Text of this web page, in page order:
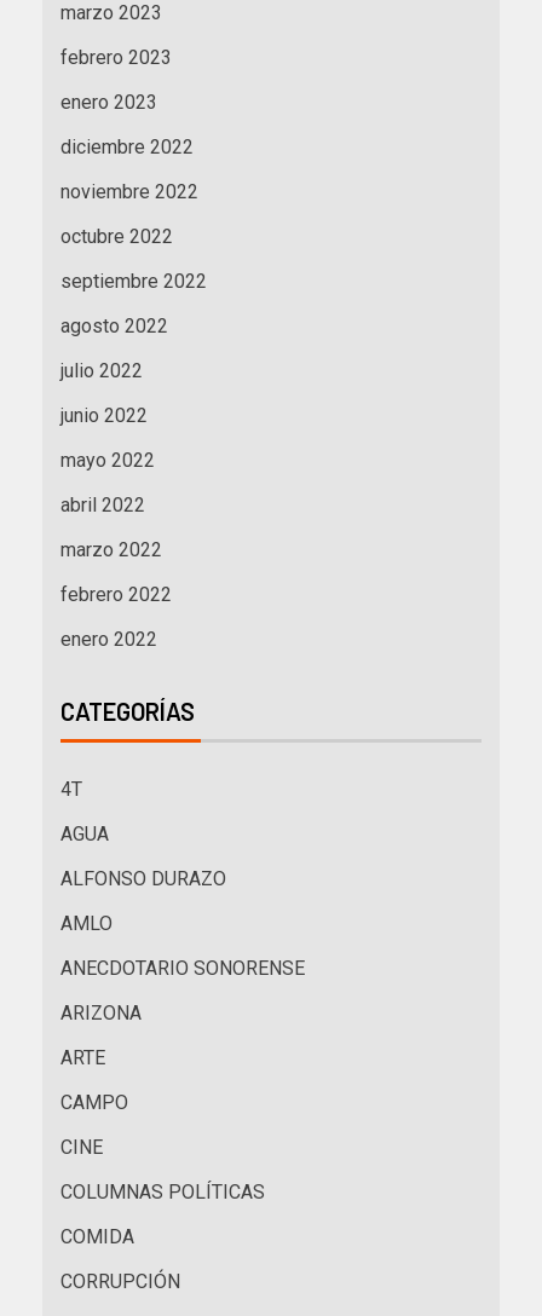
marzo 2023
febrero 2023
enero 2023
diciembre 2022
noviembre 2022
octubre 2022
septiembre 2022
agosto 2022
julio 2022
junio 2022
mayo 2022
abril 2022
marzo 2022
febrero 2022
enero 2022
CATEGORÍAS
4T
AGUA
ALFONSO DURAZO
AMLO
ANECDOTARIO SONORENSE
ARIZONA
ARTE
CAMPO
CINE
COLUMNAS POLÍTICAS
COMIDA
CORRUPCIÓN